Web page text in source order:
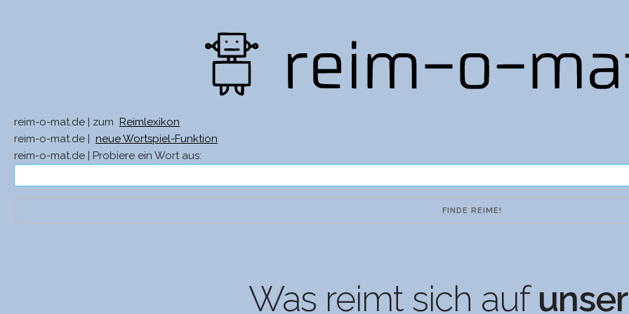
reim-o-mat.de | zum
Reimlexikon
reim-o-mat.de |
neue Wortspiel-Funktion
reim-o-mat.de | Probiere ein Wort aus:
Was reimt sich auf